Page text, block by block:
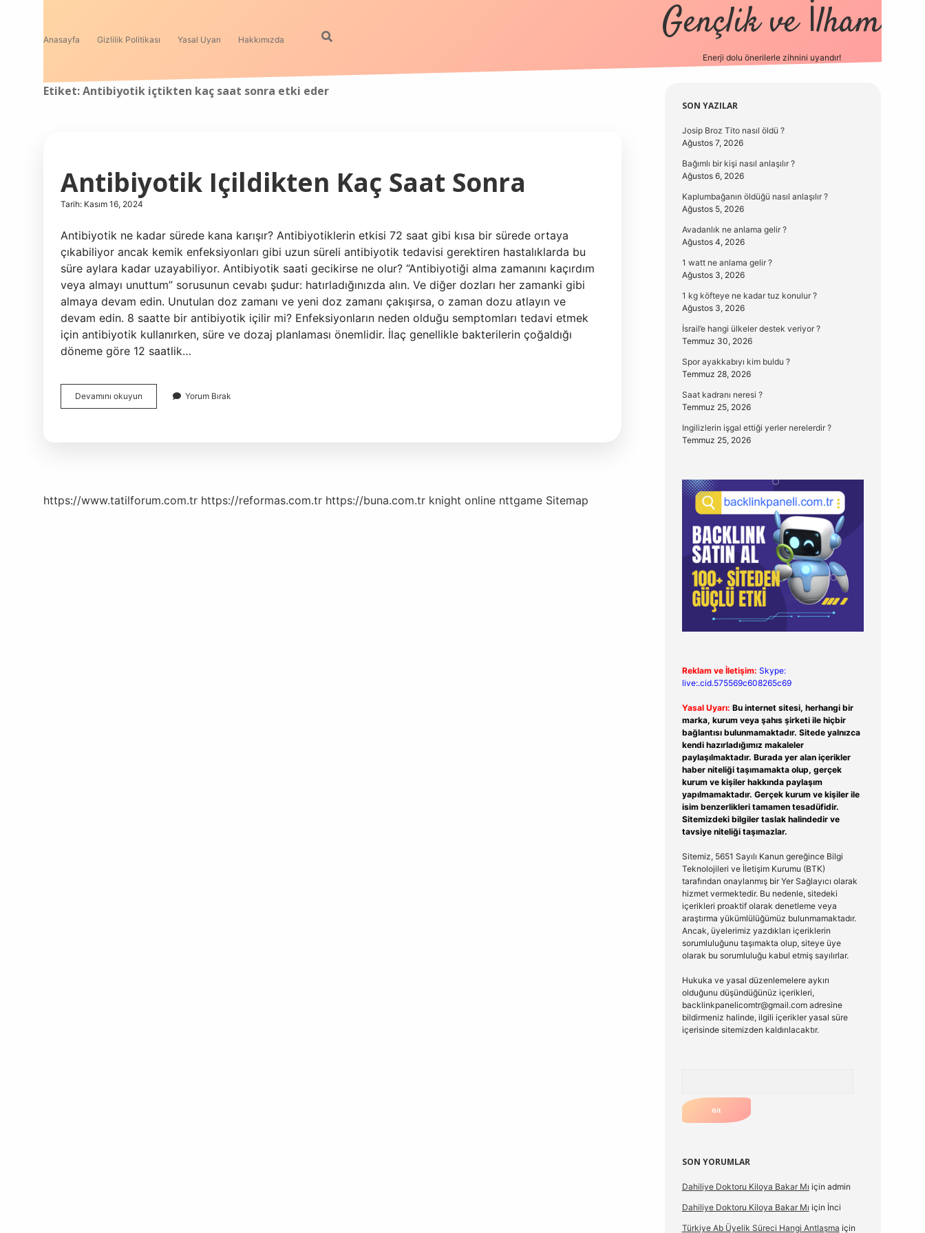
Anasayfa Gizlilik Politikası Yasal Uyarı Hakkımızda Gençlik ve İlham
Enerji dolu önerilerle zihnini uyandır!
Etiket:Antibiyotik içtikten kaç saat sonra etki eder
Antibiyotik Içildikten Kaç Saat Sonra
Tarih: Kasım 16, 2024
Antibiyotik ne kadar sürede kana karışır? Antibiyotiklerin etkisi 72 saat gibi kısa bir sürede ortaya
çıkabiliyor ancak kemik enfeksiyonları gibi uzun süreli antibiyotik tedavisi gerektiren hastalıklarda bu
süre aylara kadar uzayabiliyor. Antibiyotik saati gecikirse ne olur? “Antibiyotiği alma zamanını kaçırdım
veya almayı unuttum” sorusunun cevabı şudur: hatırladığınızda alın. Ve diğer dozları her zamanki gibi
almaya devam edin. Unutulan doz zamanı ve yeni doz zamanı çakışırsa, o zaman dozu atlayın ve
devam edin. 8 saatte bir antibiyotik içilir mi? Enfeksiyonların neden olduğu semptomları tedavi etmek
için antibiyotik kullanırken, süre ve dozaj planlaması önemlidir. İlaç genellikle bakterilerin çoğaldığı
döneme göre 12 saatlik…
Devamını okuyun Antibiyotik
Içildikten
Yorum Bırak
https://www.tatilforum.com.tr https://reformas.com.tr https://buna.com.tr knight online nttgame Sitemap
Sidebar
SON YAZILAR
Josip Broz Tito nasıl öldü ?
Ağustos 7, 2026
Bağımlı bir kişi nasıl anlaşılır ?
Ağustos 6, 2026
Kaplumbağanın öldüğü nasıl anlaşılır ?
Ağustos 5, 2026
Avadanlık ne anlama gelir ?
Ağustos 4, 2026
1 watt ne anlama gelir ?
Ağustos 3, 2026
1 kg köfteye ne kadar tuz konulur ?
Ağustos 3, 2026
İsrail’e hangi ülkeler destek veriyor ?
Temmuz 30, 2026
Spor ayakkabıyı kim buldu ?
Temmuz 28, 2026
Saat kadranı neresi ?
Temmuz 25, 2026
Ingilizlerin işgal ettiği yerler nerelerdir ?
Temmuz 25, 2026
Reklam ve İletişim: Skype:
live:.cid.575569c608265c69
Yasal Uyarı: Bu internet sitesi, herhangi bir
marka, kurum veya şahıs şirketi ile hiçbir
bağlantısı bulunmamaktadır. Sitede yalnızca
kendi hazırladığımız makaleler
paylaşılmaktadır. Burada yer alan içerikler
haber niteliği taşımamakta olup, gerçek
kurum ve kişiler hakkında paylaşım
yapılmamaktadır. Gerçek kurum ve kişiler ile
isim benzerlikleri tamamen tesadüfidir.
Sitemizdeki bilgiler taslak halindedir ve
tavsiye niteliği taşımazlar.
Sitemiz, 5651 Sayılı Kanun gereğince Bilgi
Teknolojileri ve İletişim Kurumu (BTK)
tarafından onaylanmış bir Yer Sağlayıcı olarak
hizmet vermektedir. Bu nedenle, sitedeki
içerikleri proaktif olarak denetleme veya
araştırma yükümlülüğümüz bulunmamaktadır.
Ancak, üyelerimiz yazdıkları içeriklerin
sorumluluğunu taşımakta olup, siteye üye
olarak bu sorumluluğu kabul etmiş sayılırlar.
Hukuka ve yasal düzenlemelere aykırı
olduğunu düşündüğünüz içerikleri,
backlinkpanelicomtr@gmail.comadresine
bildirmeniz halinde, ilgili içerikler yasal süre
içerisinde sitemizden kaldırılacaktır.
SON YORUMLAR
Dahiliye Doktoru Kiloya Bakar Mı için admin
Dahiliye Doktoru Kiloya Bakar Mı için İnci
Türkiye Ab Üyelik Süreci Hangi Antlaşma için